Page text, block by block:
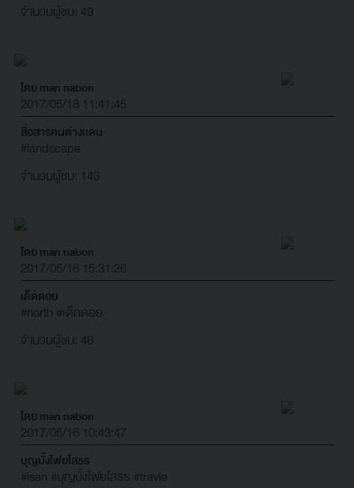
จำนวนผู้ชม: 49
โดย man nabon
2017/05/18 11:41:45
สื่อสารคนต่างเเดน
#landscape
จำนวนผู้ชม: 143
โดย man nabon
2017/05/16 15:31:26
เด็ดดอย
#north #เด็กดอย
จำนวนผู้ชม: 46
โดย man nabon
2017/05/16 10:43:47
บุญบั้งไฟยโสธร
#isan #บุญบั้งไฟยโสธร #travle